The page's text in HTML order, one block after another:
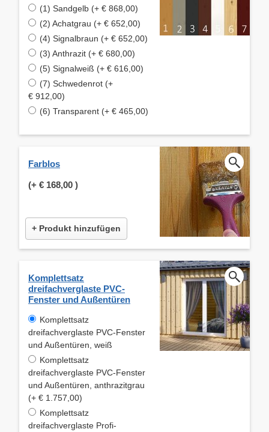
(1) Sandgelb (+ € 868,00)
(2) Achatgrau (+ € 652,00)
(4) Signalbraun (+ € 652,00)
(3) Anthrazit (+ € 680,00)
(5) Signalweiß (+ € 616,00)
(7) Schwedenrot (+
€ 912,00)
(6) Transparent (+ € 465,00)
Farblos
(+ € 168,00 )
+ Produkt hinzufügen
Komplettsatz
dreifachverglaste PVC-
Fenster und Außentüren
Komplettsatz
dreifachverglaste PVC-Fenster
und Außentüren, weiß
Komplettsatz
dreifachverglaste PVC-Fenster
und Außentüren, anthrazitgrau
(+ € 1.757,00)
Komplettsatz
dreifachverglaste Profi-